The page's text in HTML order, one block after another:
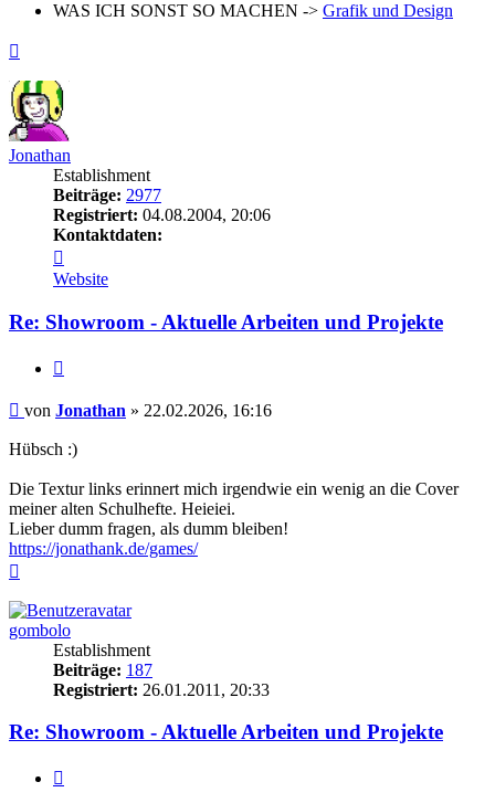
WAS ICH SONST SO MACHEN -> Grafik und Design
Jonathan
Establishment
Beiträge: 2977
Registriert: 04.08.2004, 20:06
Kontaktdaten:
von
Jonathan
Website
Re: Showroom - Aktuelle Arbeiten und Projekte
Beitrag
von Jonathan » 22.02.2026, 16:16
Hübsch :)
Die Textur links erinnert mich irgendwie ein wenig an die Cover
meiner alten Schulhefte. Heieiei.
Lieber dumm fragen, als dumm bleiben!
https://jonathank.de/games/
gombolo
Establishment
Beiträge: 187
Registriert: 26.01.2011, 20:33
Re: Showroom - Aktuelle Arbeiten und Projekte